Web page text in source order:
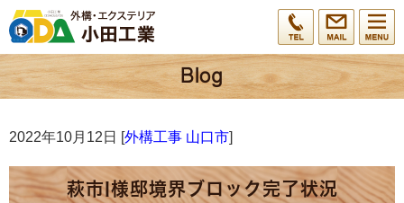
2022年10月12日 [外構工事 山口市]
萩市I様邸境界ブロック完了状況